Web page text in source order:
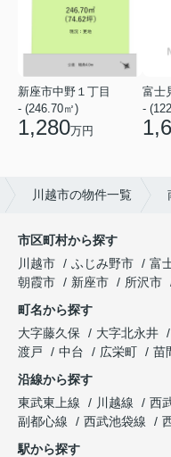
新座市中野１丁目
- (246.70㎡)
1,280万円
富士
-
川越市の物件一覧
市区町村から探す
川越市
ふじみ野市 富
朝霞市
新座市 所沢市
町名から探す
大字藤久保
大字北永井
渡戸
中台 広栄町 苗
沿線から探す
東武東上線
川越線 西
副都心線
西武池袋線
駅から探す